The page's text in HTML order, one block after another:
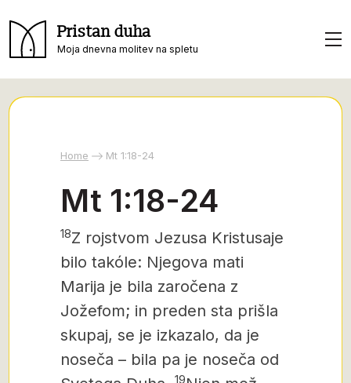
Pristan duha
Moja dnevna molitev na spletu
Home Mt 1:18-24
Mt 1:18-24
18Z rojstvom Jezusa Kristusaje
bilo takóle: Njegova mati
Marija je bila zaročena z
Jožefom; in preden sta prišla
skupaj, se je izkazalo, da je
noseča – bila pa je noseča od
19